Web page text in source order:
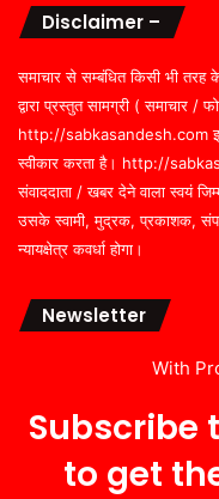
Disclaimer –
समाचार से सम्बंधित किसी भी तरह
द्वारा प्रस्तुत सामग्री ( समाचार /
http://sabkasandesh.com इस
स्वीकार करता है। http://
संवाददाता / खबर देने वाला स्वयं
उसके स्वामी, मुद्रक, प्रकाशक,
न्यायक्षेत्र कवर्धा होगा।
Newsletter
With
Subscribe
to get